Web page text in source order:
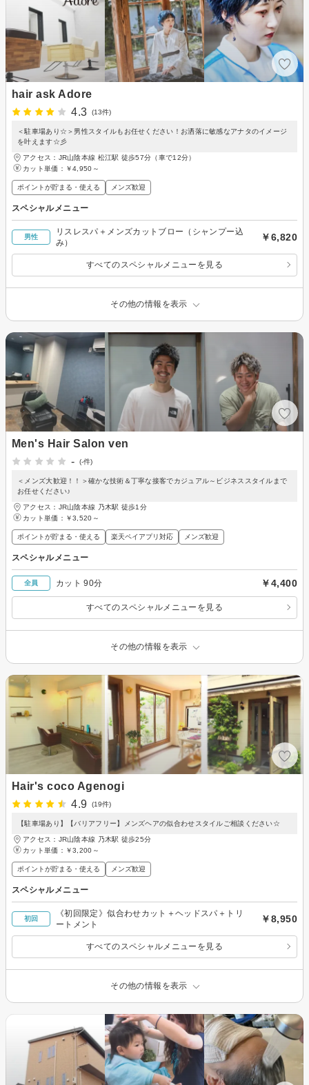
hair ask Adore
4.3
(13件)
＜駐車場あり☆＞男性スタイルもお任せください！お洒落に敏感なアナタのイメージ
を叶えます☆彡
アクセス：JR山陰本線 松江駅 徒歩57分（車で12分）
カット単価： ￥4,950～
ポイントが貯まる・使える メンズ歓迎
スペシャルメニュー
男性
リスレスパ＋メンズカットブロー（シャンプー込
み）
￥6,820
すべてのスペシャルメニューを見る
その他の情報を表示
Men's Hair Salon ven
-
(-件)
＜メンズ大歓迎！！＞確かな技術＆丁寧な接客でカジュアル～ビジネススタイルまで
お任せください♪
アクセス：JR山陰本線 乃木駅 徒歩1分
カット単価： ￥3,520～
ポイントが貯まる・使える 楽天ペイアプリ対応 メンズ歓迎
スペシャルメニュー
全員 カット 90分 ￥4,400
すべてのスペシャルメニューを見る
その他の情報を表示
Hair's coco Agenogi
4.9
(19件)
【駐車場あり】【バリアフリー】メンズヘアの似合わせスタイルご相談ください☆
アクセス：JR山陰本線 乃木駅 徒歩25分
カット単価： ￥3,200～
ポイントが貯まる・使える メンズ歓迎
スペシャルメニュー
初回
《初回限定》似合わせカット＋ヘッドスパ＋トリ
ートメント
￥8,950
すべてのスペシャルメニューを見る
その他の情報を表示